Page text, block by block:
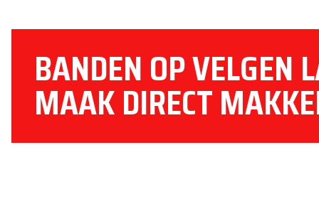
BANDEN OP VELGEN
MAAK DIRECT